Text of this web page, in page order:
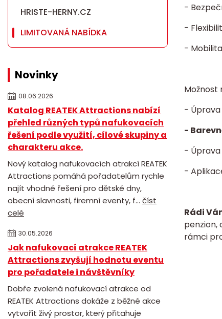
HRISTE-HERNY.CZ
LIMITOVANÁ NABÍDKA
Novinky
08.06.2026
Katalog REATEK Attractions nabízí
přehled různých typů nafukovacích
řešení podle využití, cílové skupiny a
charakteru akce.
Nový katalog nafukovacích atrakcí REATEK
Attractions pomáhá pořadatelům rychle
najít vhodné řešení pro dětské dny,
obecní slavnosti, firemní eventy, f... číst
celé
30.05.2026
Jak nafukovací atrakce REATEK
Attractions zvyšují hodnotu eventu
pro pořadatele i návštěvníky
Dobře zvolená nafukovací atrakce od
REATEK Attractions dokáže z běžné akce
vytvořit živý prostor, který přitahuje
-
-
-
Možnost
-
-
-
-
Rádi
penzion,
rámci